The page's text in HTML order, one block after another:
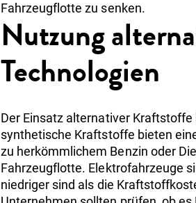
Fahrzeugflotte zu senken.
Nutzung
Technologien
Der Einsatz alternativer
synthetische Kraftstoffe bieten
zu herkömmlichem Benzin oder
Fahrzeugflotte. Elektrofahrzeuge
niedriger sind als die